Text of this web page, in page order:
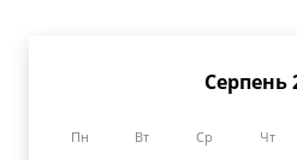
Серпень
Пн Вт Ср Чт